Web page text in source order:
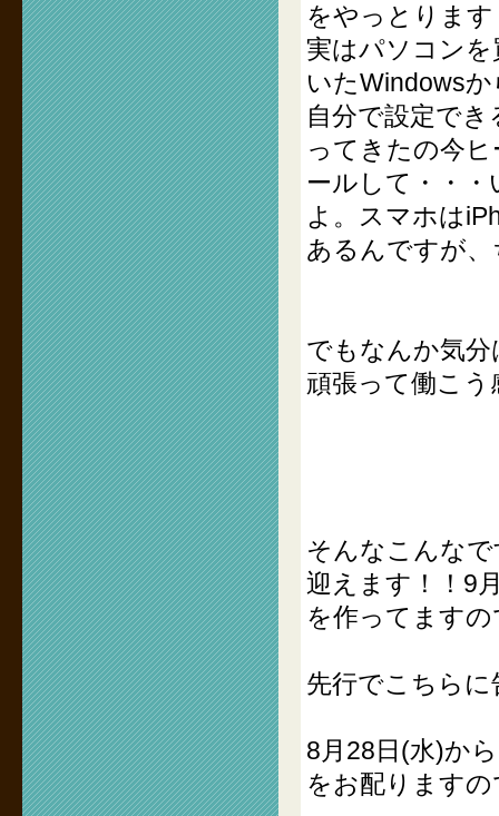
をやっとります
実はパソコン
いたWindows
自分で設定で
ってきたの今
ールして・・
よ。スマホは
あるんですが
でもなんか気
頑張って働こ
そんなこんな
迎えます！！9
を作ってます
先行でこちら
8月28日(水)か
をお配ります